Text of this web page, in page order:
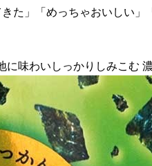
た」「めっちゃおいしい
味わいしっかりしみこむ